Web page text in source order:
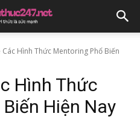
Hình Thức Mentoring Phổ Biến
Hình Thức
Hiện Nay